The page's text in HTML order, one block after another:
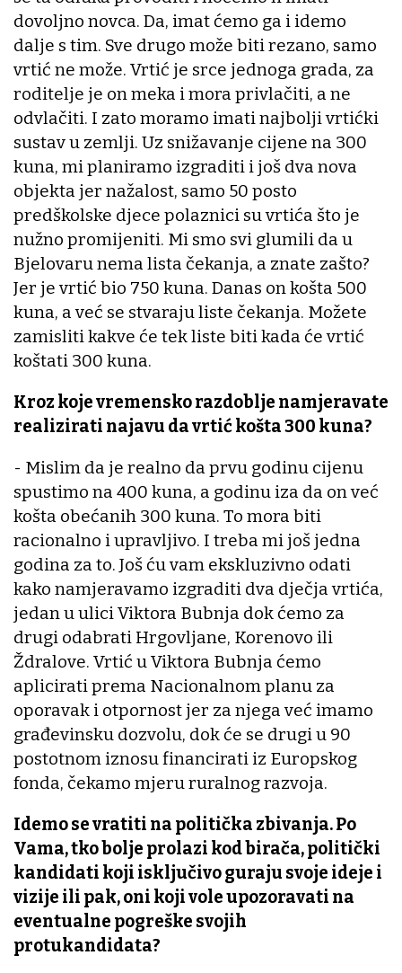
dovoljno novca. Da, imat ćemo ga i idemo
dalje s tim. Sve drugo može biti rezano, samo
vrtić ne može. Vrtić je srce jednoga grada, za
roditelje je on meka i mora privlačiti, a ne
odvlačiti. I zato moramo imati najbolji vrtićki
sustav u zemlji. Uz snižavanje cijene na 300
kuna, mi planiramo izgraditi i još dva nova
objekta jer nažalost, samo 50 posto
predškolske djece polaznici su vrtića što je
nužno promijeniti. Mi smo svi glumili da u
Bjelovaru nema lista čekanja, a znate zašto?
Jer je vrtić bio 750 kuna. Danas on košta 500
kuna, a već se stvaraju liste čekanja. Možete
zamisliti kakve će tek liste biti kada će vrtić
koštati 300 kuna.
Kroz koje vremensko razdoblje namjeravate
realizirati najavu da vrtić košta 300 kuna?
- Mislim da je realno da prvu godinu cijenu
spustimo na 400 kuna, a godinu iza da on već
košta obećanih 300 kuna. To mora biti
racionalno i upravljivo. I treba mi još jedna
godina za to. Još ću vam ekskluzivno odati
kako namjeravamo izgraditi dva dječja vrtića,
jedan u ulici Viktora Bubnja dok ćemo za
drugi odabrati Hrgovljane, Korenovo ili
Ždralove. Vrtić u Viktora Bubnja ćemo
aplicirati prema Nacionalnom planu za
oporavak i otpornost jer za njega već imamo
građevinsku dozvolu, dok će se drugi u 90
postotnom iznosu financirati iz Europskog
fonda, čekamo mjeru ruralnog razvoja.
Idemo se vratiti na politička zbivanja. Po
Vama, tko bolje prolazi kod birača, politički
kandidati koji isključivo guraju svoje ideje i
vizije ili pak, oni koji vole upozoravati na
eventualne pogreške svojih
protukandidata?